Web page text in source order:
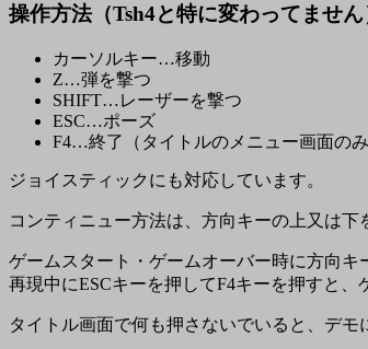
操作方法（Tsh4と特に変わってません
カーソルキー…移動
Z…弾を撃つ
SHIFT…レーザーを撃つ
ESC…ポーズ
F4…終了（タイトルのメニュー画面のみ
ジョイスティックにも対応しています。
コンティニュー方法は、方向キーの上又は下
ゲームスタート・ゲームオーバー時に方向キ
再現中にESCキーを押してF4キーを押すと、
タイトル画面で何も押さないでいると、デモ